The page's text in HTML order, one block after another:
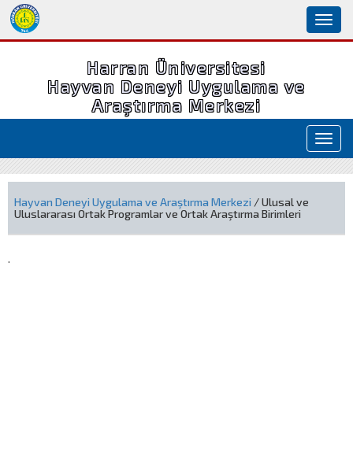
Harran Üniversitesi
Hayvan Deneyi Uygulama ve
Araştırma Merkezi
Hayvan Deneyi Uygulama ve Araştırma Merkezi / Ulusal ve
Uluslararası Ortak Programlar ve Ortak Araştırma Birimleri
.